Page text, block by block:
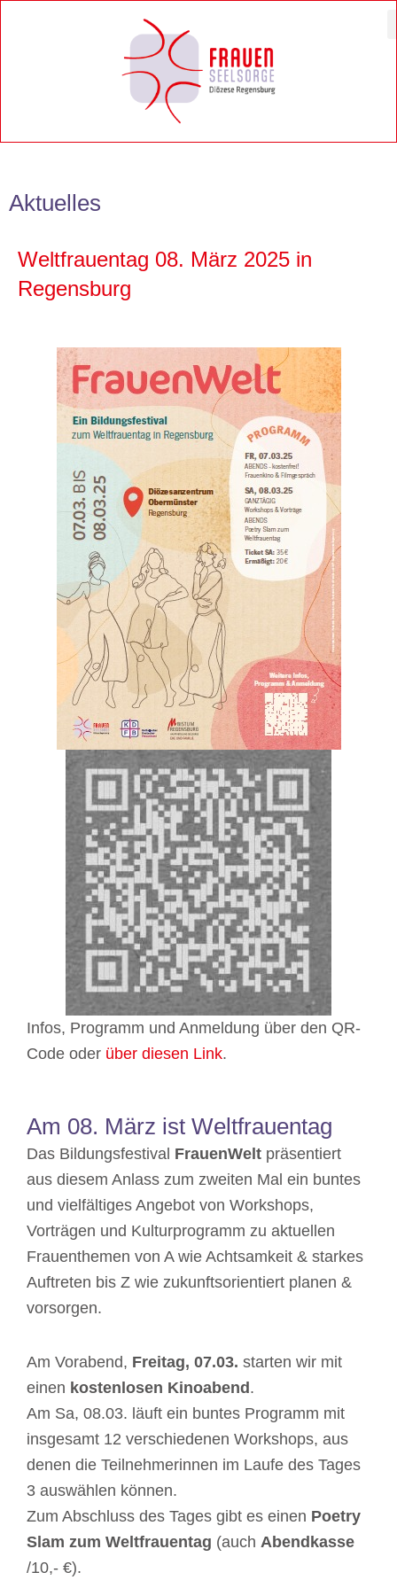
Aktuelles
Weltfrauentag 08. März 2025 in
Regensburg
Infos, Programm und Anmeldung über den QR-
Code oder über diesen Link.
Am 08. März ist Weltfrauentag
Das Bildungsfestival FrauenWelt präsentiert
aus diesem Anlass zum zweiten Mal ein buntes
und vielfältiges Angebot von Workshops,
Vorträgen und Kulturprogramm zu aktuellen
Frauenthemen von A wie Achtsamkeit & starkes
Auftreten bis Z wie zukunftsorientiert planen &
vorsorgen.
Am Vorabend, Freitag, 07.03. starten wir mit
einen kostenlosen Kinoabend.
Am Sa, 08.03. läuft ein buntes Programm mit
insgesamt 12 verschiedenen Workshops, aus
denen die Teilnehmerinnen im Laufe des Tages
3 auswählen können.
Zum Abschluss des Tages gibt es einen Poetry
Slam zum Weltfrauentag (auch Abendkasse
/10,- €).